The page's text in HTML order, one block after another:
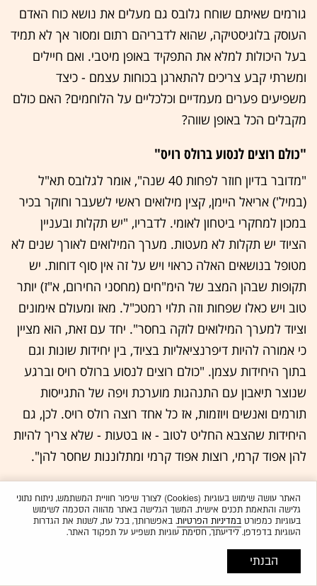
גורמים שאיתם שוחח גלובס גם מעלים את נושא כוח האדם
העוסק בלוגיסטיקה, שהוא לדבריהם רתום ומסור אך לא תמיד
בעל היכולות למלא את התפקיד באופן מיטבי. ואם חיילים
ומשרתי קבע צריכים להתארגן בכוחות עצמם - כיצד
משפיעים פערים מעמדיים וכלכליים על הלוחמים? האם כולם
מקבלים הכל באופן שווה?
"כולם רוצים לנסוע ברולס רויס"
"מדובר בדיון חוזר לפחות 40 שנה", אומר לגלובס תא"ל
(במיל') אריאל היימן, קצין מילואים ראשי לשעבר וחוקר בכיר
במכון למחקרי ביטחון לאומי. לדבריו, "יש תקלות ובעניין
הציוד יש תקלות לא מעטות. מערך המילואים לאורך שנים לא
מטופל בנושאים האלה כראוי ויש על זה אין סוף דוחות. יש
תקופות שבהן המצב של הימ"חים (מחסני החירום, א"ז) יותר
טוב ויש כאלו שפחות וזה תלוי רמטכ"ל. מאז ומעולם אימונים
וציוד למערך המילואים לוקה בחסר". יחד עם זאת, הוא מציין
כי אמורה להיות דיפרנציאליות בציוד, בין יחידות שונות וגם
בתוך היחידות עצמן. "כולם רוצים לנסוע ברולס רויס וברגע
שנוצר תיאבון עם התנהגות מוערכת ויפה של התגייסות
תורמים ואנשים ויוזמות, אז כל אחד רוצה רולס רויס. לכן, גם
היחידות שהצבא החליט לטוב - או בטעות - שלא צריך להיות
להן אפוד קרמי, רוצות אפוד קרמי ומתלוננות שחסר להן".
האתר עושה שימוש בעוגיות (Cookies) לצורך שיפור חוויית המשתמש, ניתוח נתוני
גלישה והתאמת תכנים אישית. המשך הגלישה באתר מהווה הסכמה לשימוש
בעוגיות כמפורטבמדיניות הפרטיות. באפשרותך, בכל עת, לשנות את הגדרות
העוגיות בדפדפן. לידיעתך, חסימת עוגיות תשפיע על תפקוד האתר.
הבנתי